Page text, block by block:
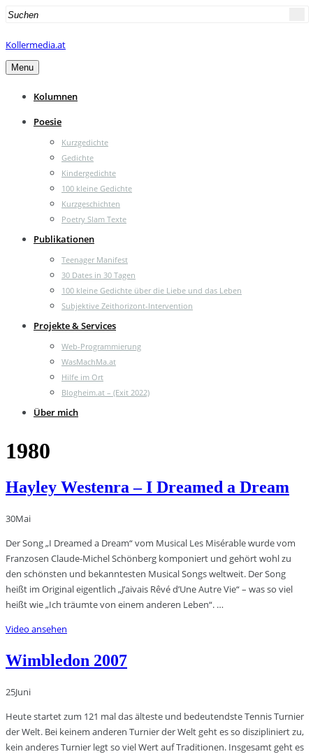
Search
Kollermedia.at
Menu
Kolumnen
Poesie
Kurzgedichte
Gedichte
Kindergedichte
100 kleine Gedichte
Kurzgeschichten
Poetry Slam Texte
Publikationen
Teenager Manifest
30 Dates in 30 Tagen
100 kleine Gedichte über die Liebe und das Leben
Subjektive Zeithorizont-Intervention
Projekte & Services
Web-Programmierung
WasMachMa.at
Hilfe im Ort
Blogheim.at – (Exit 2022)
Über mich
1980
Hayley Westenra – I Dreamed a Dream
30Mai
Der Song „I Dreamed a Dream“ vom Musical Les Misérable wurde vom
Franzosen Claude-Michel Schönberg komponiert und gehört wohl zu
den schönsten und bekanntesten Musical Songs weltweit. Der Song
heißt im Original eigentlich „J’aivais Rêvé d’Une Autre Vie“ – was so viel
heißt wie „Ich träumte von einem anderen Leben“. …
Video ansehen
Wimbledon 2007
25Juni
Heute startet zum 121 mal das älteste und bedeutendste Tennis Turnier
der Welt. Bei keinem anderen Turnier der Welt geht es so diszipliniert zu,
kein anderes Turnier legt so viel Wert auf Traditionen. Insgesamt geht es